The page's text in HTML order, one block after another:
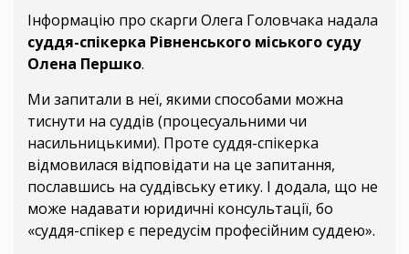
Інформацію про скарги Олега Головчака надала
суддя-спікерка Рівненського міського суду
Олена Першко.
Ми запитали в неї, якими способами можна
тиснути на суддів (процесуальними чи
насильницькими). Проте суддя-спікерка
відмовилася відповідати на це запитання,
пославшись на суддівську етику. І додала, що не
може надавати юридичні консультації, бо
«суддя-спікер є передусім професійним суддею».